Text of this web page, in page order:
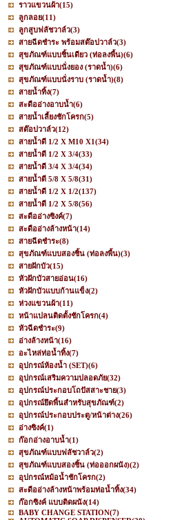
ราวแขวนผ้า(15)
ลูกลอย(11)
ลูกสูบฟลัชวาล์ว(3)
สายฉีดชำระ พร้อมสต๊อปวาล์ว(3)
สุขภัณฑ์แบบชิ้นเดียว (ท่อลงพื้น)(6)
สุขภัณฑ์แบบนั่งยอง (ราดน้ำ)(6)
สุขภัณฑ์แบบนั่งราบ (ราดน้ำ)(8)
สายน้ำทิ้ง(7)
สะดืออ่างอาบน้ำ(6)
สายน้ำเลี้ยงชักโครก(5)
สต๊อปวาล์ว(12)
สายน้ำดี 1/2 X M10 X1(34)
สายน้ำดี 1/2 X 3/4(33)
สายน้ำดี 3/4 X 3/4(34)
สายน้ำดี 5/8 X 5/8(31)
สายน้ำดี 1/2 X 1/2(137)
สายน้ำดี 1/2 X 5/8(56)
สะดืออ่างซิงค์(7)
สะดืออ่างล้างหน้า(14)
สายฉีดชำระ(8)
สุขภัณฑ์แบบสองชิ้น (ท่อลงพื้น)(3)
สายฝักบัว(15)
หัวฝักบัวสายอ่อน(16)
หัวฝักบัวแบบก้านแข็ง(2)
ห่วงแขวนผ้า(11)
หน้าแปลนติดตั้งชักโครก(4)
หัวฉีดชำระ(9)
อ่างล้างหน้า(16)
อะไหล่ท่อน้ำทิ้ง(7)
อุปกรณ์ห้องน้ำ (SET)(6)
อุปกรณ์เสริมความปลอดภัย(32)
อุปกรณ์ประกอบโถปัสสาะชาย(3)
อุปกรณ์ยึดพื้นสำหรับสุขภัณฑ์(2)
อุปกรณ์ประกอบประตู/หน้าต่าง(26)
อ่างซิงค์(1)
ก๊อกอ่างอาบน้ำ(1)
สุขภัณฑ์แบบฟลัชวาล์ว(2)
สุขภัณฑ์แบบสองชิ้น (ท่อออกผนัง)(2)
อุปกรณ์หม้อน้ำชักโครก(2)
สะดืออ่างล้างหน้าพร้อมท่อน้ำทิ้ง(34)
ก๊อกซิงค์ แบบติดผนัง(14)
BABY CHANGE STATION(7)